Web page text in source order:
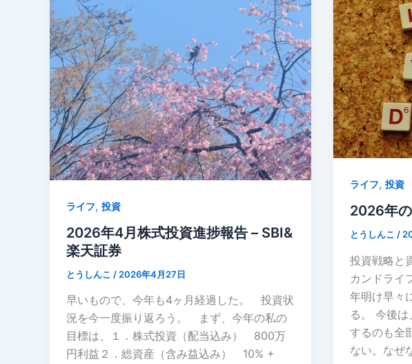
ライフ, 投資
2026年4月株式投資進捗報告 – SBI&
楽天証券
とうしんこ / 2026年4月27日
早いもので、今年も4ヶ月経過した。 投資状
況を今一度振り返ろう。 まず、今年の私の
目標は、１．株式投資（配当込み） 800万
円利益２．総資産（含み益込み） 10% +
ライフ, 投資
2026年
とうしんこ /
投資戦略と
カンドラ
年明け早々
る。 今後
するのも全
ない。なぜ